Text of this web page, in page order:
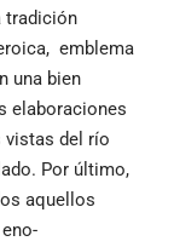
tradición
emblema
una bien
elaboraciones
vistas del río
Por último,
aquellos